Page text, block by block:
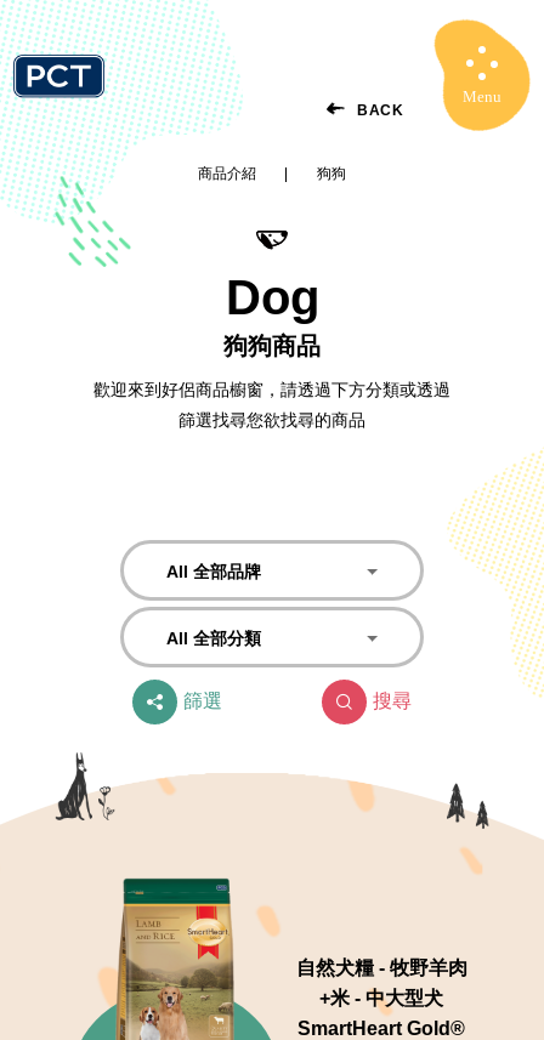
MenuClose
BACK
商品介紹 狗狗
Dog
狗狗商品
歡迎來到好侶商品櫥窗，請透過下方分類或透過
篩選找尋您欲找尋的商品
All 全部品牌
All 全部分類
篩選 搜尋
自然犬糧 - 牧野羊肉
+米 - 中大型犬
SmartHeart Gold®